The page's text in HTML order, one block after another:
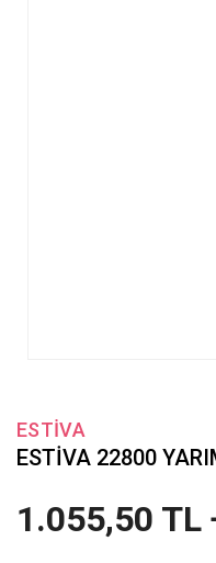
ESTİVA
ESTİVA 22800
1.055,50 TL